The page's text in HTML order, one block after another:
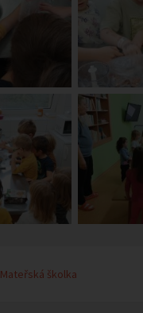
Mateřská školka